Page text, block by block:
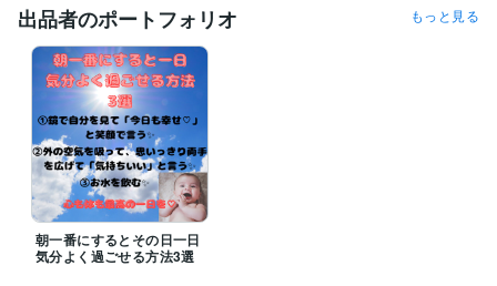
経験職種
ライフスタイル・その他 / 講師・インストラクター
ライフスタイル・その他 / アイドル・タレント・アーティスト
年数 : 3年
受賞歴
某モデル事務所　合格 某映画キャストオーディション　合格
ラ出品開始（1/23）♡　ドキドキワクワク♬
レギュラーランク（3/21）♡　感謝感謝♬
出品者のポートフォリオ もっと見る
朝一番にするとその日一日
気分よく過ごせる方法3選